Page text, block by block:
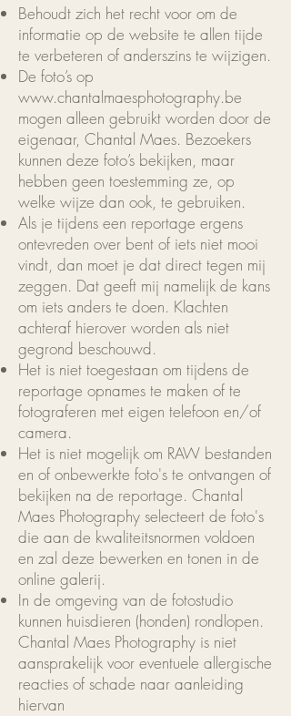
Behoudt zich het recht voor om de
informatie op de website te allen tijde
te verbeteren of anderszins te wijzigen.
De foto’s op
www.chantalmaesphotography.be
mogen alleen gebruikt worden door de
eigenaar, Chantal Maes. Bezoekers
kunnen deze foto’s bekijken, maar
hebben geen toestemming ze, op
welke wijze dan ook, te gebruiken.
Als je tijdens een reportage ergens
ontevreden over bent of iets niet mooi
vindt, dan moet je dat direct tegen mij
zeggen. Dat geeft mij namelijk de kans
om iets anders te doen. Klachten
achteraf hierover worden als niet
gegrond beschouwd.
Het is niet toegestaan om tijdens de
reportage opnames te maken of te
fotograferen met eigen telefoon en/of
camera.
Het is niet mogelijk om RAW bestanden
en of onbewerkte foto's te ontvangen of
bekijken na de reportage. Chantal
Maes Photography selecteert de foto's
die aan de kwaliteitsnormen voldoen
en zal deze bewerken en tonen in de
online galerij.
In de omgeving van de fotostudio
kunnen huisdieren (honden) rondlopen.
Chantal Maes Photography is niet
aansprakelijk voor eventuele allergische
reacties of schade naar aanleiding
hiervan